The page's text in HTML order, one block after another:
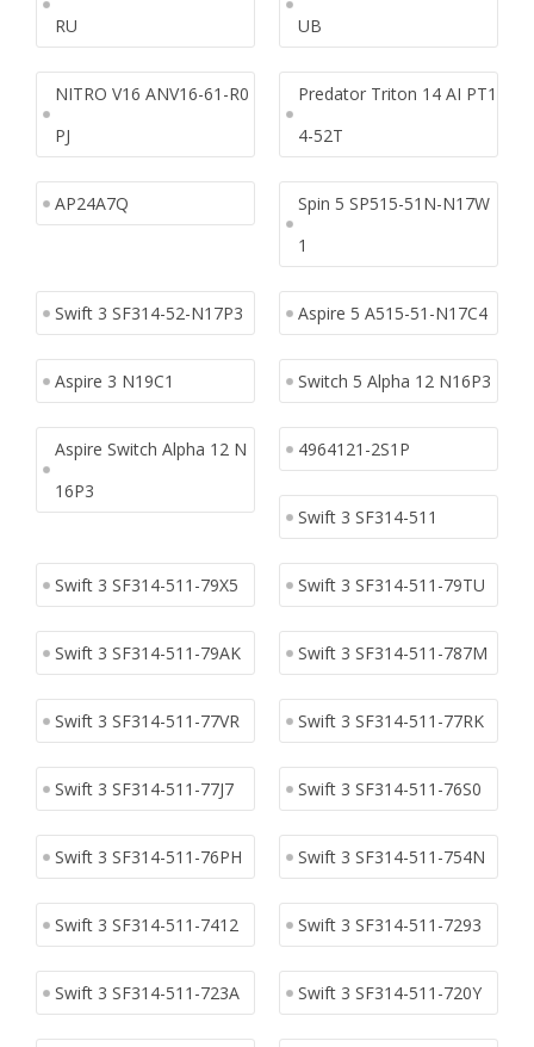
RU
UB
NITRO V16 ANV16-61-R0
PJ
Predator Triton 14 AI PT1
4-52T
AP24A7Q
Spin 5 SP515-51N-N17W
1
Swift 3 SF314-52-N17P3 Aspire 5 A515-51-N17C4
Aspire 3 N19C1 Switch 5 Alpha 12 N16P3
Aspire Switch Alpha 12 N
16P3
4964121-2S1P
Swift 3 SF314-511
Swift 3 SF314-511-79X5 Swift 3 SF314-511-79TU
Swift 3 SF314-511-79AK Swift 3 SF314-511-787M
Swift 3 SF314-511-77VR Swift 3 SF314-511-77RK
Swift 3 SF314-511-77J7 Swift 3 SF314-511-76S0
Swift 3 SF314-511-76PH Swift 3 SF314-511-754N
Swift 3 SF314-511-7412 Swift 3 SF314-511-7293
Swift 3 SF314-511-723A Swift 3 SF314-511-720Y